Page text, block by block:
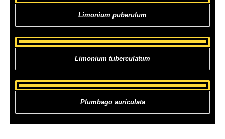
Limonium puberulum
Limonium tuberculatum
Plumbago auriculata